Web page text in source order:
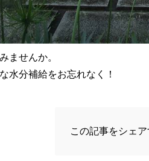
ませんか。
水分補給をお忘れなく！
この記事をシェ